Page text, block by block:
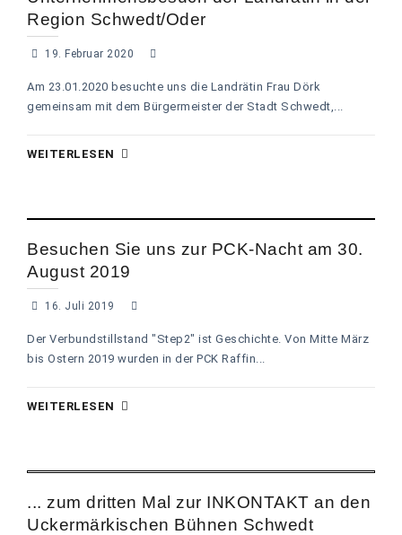
Region Schwedt/Oder
19. Februar 2020
Am 23.01.2020 besuchte uns die Landrätin Frau Dörk
gemeinsam mit dem Bürgermeister der Stadt Schwedt,...
WEITERLESEN
Besuchen Sie uns zur PCK-Nacht am 30.
August 2019
16. Juli 2019
Der Verbundstillstand "Step2" ist Geschichte. Von Mitte März
bis Ostern 2019 wurden in der PCK Raffin...
WEITERLESEN
... zum dritten Mal zur INKONTAKT an den
Uckermärkischen Bühnen Schwedt